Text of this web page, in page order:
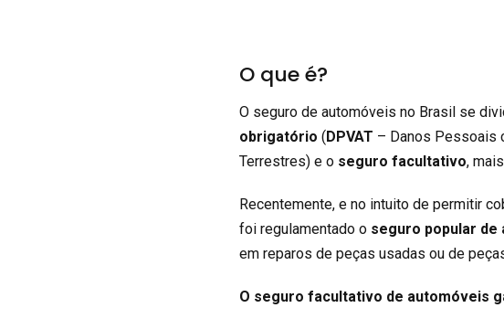
O que é?
O seguro de automóveis no Brasil se
obrigatório (DPVAT – Danos Pessoais
Terrestres) e o seguro facultativo,
Recentemente, e no intuito de permitir
foi regulamentado o seguro popular de
em reparos de peças usadas ou de
O seguro facultativo de automóveis